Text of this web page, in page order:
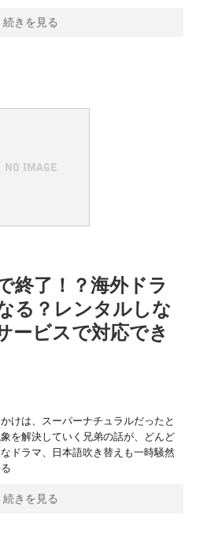
続きを見る
終了！？海外ドラ
る？レンタルしな
ービスで対応でき
けは、スーパーナチュラルだったと
を解決していく兄弟の話が、どんど
ドラマ、日本語吹き替えも一時騒然
続きを見る